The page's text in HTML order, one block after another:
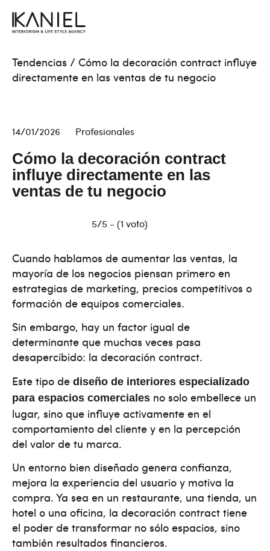
Tendencias / Cómo la decoración contract influye
directamente en las ventas de tu negocio
14/01/2026 Profesionales
Cómo la decoración contract
influye directamente en las
ventas de tu negocio
5/5 - (1 voto)
Cuando hablamos de aumentar las ventas, la
mayoría de los negocios piensan primero en
estrategias de marketing, precios competitivos o
formación de equipos comerciales.
Sin embargo, hay un factor igual de
determinante que muchas veces pasa
desapercibido: la decoración contract.
Este tipo de diseño de interiores especializado
para espacios comerciales no solo embellece un
lugar, sino que influye activamente en el
comportamiento del cliente y en la percepción
del valor de tu marca.
Un entorno bien diseñado genera confianza,
mejora la experiencia del usuario y motiva la
compra. Ya sea en un restaurante, una tienda, un
hotel o una oficina, la decoración contract tiene
el poder de transformar no sólo espacios, sino
también resultados financieros.